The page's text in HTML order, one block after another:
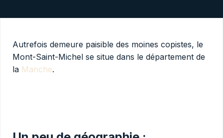
Autrefois demeure paisible des moines copistes, le
Mont-Saint-Michel se situe dans le département de
la Manche.